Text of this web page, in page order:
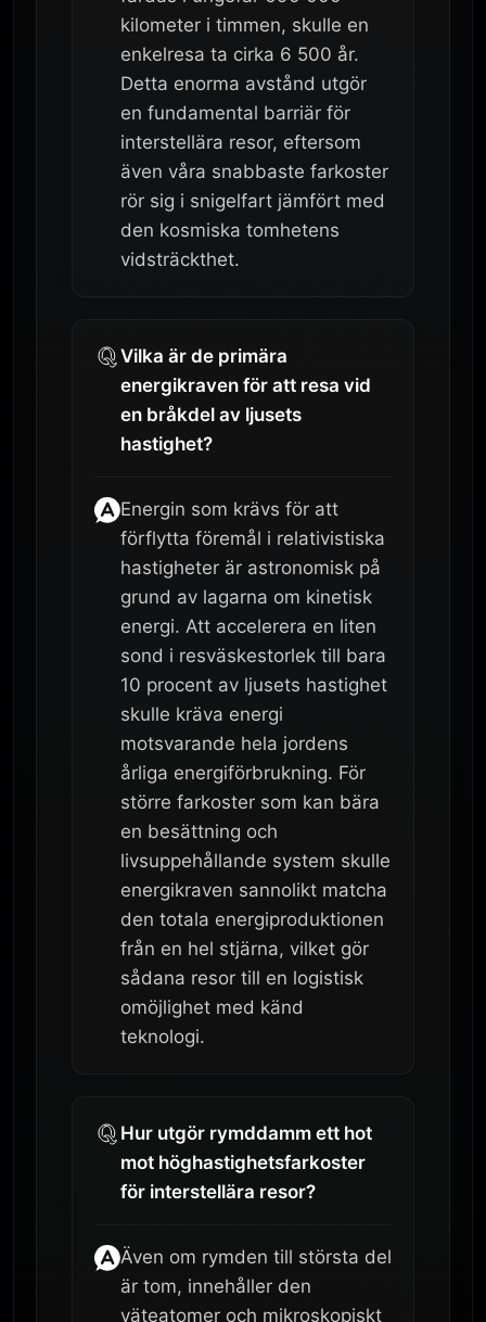
kilometer i timmen, skulle en
enkelresa ta cirka 6 500 år.
Detta enorma avstånd utgör
en fundamental barriär för
interstellära resor, eftersom
även våra snabbaste farkoster
rör sig i snigelfart jämfört med
den kosmiska tomhetens
vidsträckthet.
Vilka är de primära
energikraven för att resa vid
en bråkdel av ljusets
hastighet?
Energin som krävs för att
förflytta föremål i relativistiska
hastigheter är astronomisk på
grund av lagarna om kinetisk
energi. Att accelerera en liten
sond i resväskestorlek till bara
10 procent av ljusets hastighet
skulle kräva energi
motsvarande hela jordens
årliga energiförbrukning. För
större farkoster som kan bära
en besättning och
livsuppehållande system skulle
energikraven sannolikt matcha
den totala energiproduktionen
från en hel stjärna, vilket gör
sådana resor till en logistisk
omöjlighet med känd
teknologi.
Hur utgör rymddamm ett hot
mot höghastighetsfarkoster
för interstellära resor?
Även om rymden till största del
är tom, innehåller den
väteatomer och mikroskopiskt